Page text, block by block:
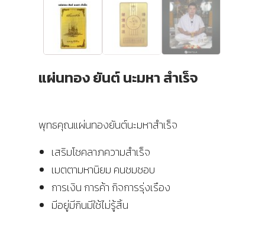
แผ่นทอง ยันต์ นะมหา สำเร็จ
พุทธคุณแผ่นทองยันต์นะมหาสำเร็จ
เสริมโชคลาภความสำเร็จ
เมตตามหานิยม คนชมชอบ
การเงิน การค้า กิจการรุ่งเรือง
มีอยู่มีกินมีใช้ไม่รู้สิ้น